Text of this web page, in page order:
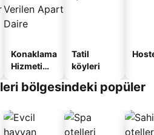
Konaklama
Hizmeti
Apart
Tatil
köyleri
bölgesindeki popüler